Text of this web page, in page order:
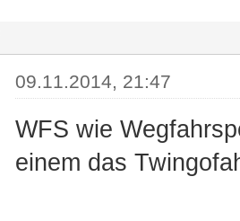
09.11.2014, 21:47
WFS wie
einem das